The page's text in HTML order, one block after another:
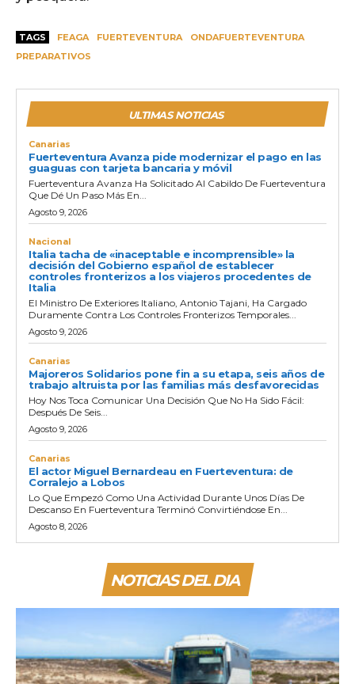
TAGS FEAGA FUERTEVENTURA
ONDAFUERTEVENTURA
PREPARATIVOS
ULTIMAS NOTICIAS
Canarias
Fuerteventura Avanza pide modernizar el pago en las
guaguas con tarjeta bancaria y móvil
Fuerteventura Avanza Ha Solicitado Al Cabildo De Fuerteventura
Que Dé Un Paso Más En...
Agosto 9, 2026
Nacional
Italia tacha de «inaceptable e incomprensible» la
decisión del Gobierno español de establecer
controles fronterizos a los viajeros procedentes de
Italia
El Ministro De Exteriores Italiano, Antonio Tajani, Ha Cargado
Duramente Contra Los Controles Fronterizos Temporales...
Agosto 9, 2026
Canarias
Majoreros Solidarios pone fin a su etapa, seis años de
trabajo altruista por las familias más desfavorecidas
Hoy Nos Toca Comunicar Una Decisión Que No Ha Sido Fácil:
Después De Seis...
Agosto 9, 2026
Canarias
El actor Miguel Bernardeau en Fuerteventura: de
Corralejo a Lobos
Lo Que Empezó Como Una Actividad Durante Unos Días De
Descanso En Fuerteventura Terminó Convirtiéndose En...
Agosto 8, 2026
NOTICIAS DEL DIA